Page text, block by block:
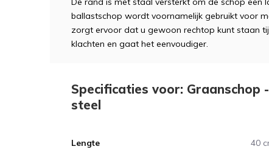
ballastschop wordt voornamelijk gebruikt voor
zorgt ervoor dat u gewoon rechtop kunt staan
klachten en gaat het eenvoudiger.
Specificaties voor: Graanschop
steel
Lengte 40